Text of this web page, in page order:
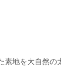
地を大自然